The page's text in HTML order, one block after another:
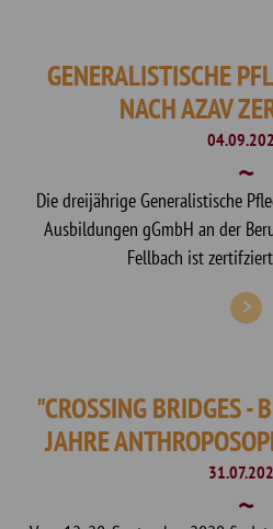
GENERALISTISCHE
NACH AZAV
Die dreijährige Generalistische
Ausbildungen gGmbH an der
Fellbach ist
"CROSSING BRIDGES
JAHRE